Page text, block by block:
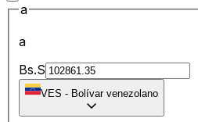
a
a
Bs.S
VES - Bolívar venezolano